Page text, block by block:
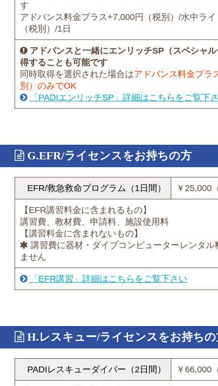
す
アドバンス料金プラス+7,000円（税別）/水中ラ
（税別）/1日
アドバンスと一緒にエンリッチSP（スペシャ
得することも可能です
同時取得を選択された場合はアドバンス料金プラ
別）のみでOK
「PADIエンリッチSP」詳細はこちらをご覧下
G.EFR/ライセンスをお持ちの方
EFR/救急救命プログラム（1日間） ￥25,000
【EFR講習料金に含まれるもの】
講習費、教材費、申請料、施設使用料
【講習料金に含まれないもの】
講習費に器材・ダイブコンピューターレンタル
ません
「EFR講習」詳細はこちらをご覧下さい
H.レスキュー/ライセンスをお持ちの
PADIレスキューダイバー（2日間） ￥66,000